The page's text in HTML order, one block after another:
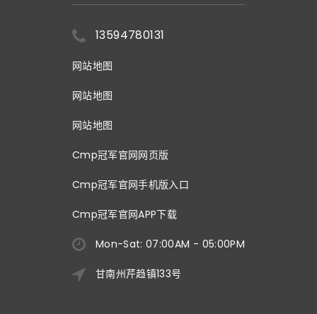
13594780131
网站地图
网站地图
网站地图
Cmp冠军官网网页版
Cmp冠军官网手机版入口
Cmp冠军官网APP下载
Mon-Sat: 07:00AM - 05:00PM
甘南州芹趋镇133号